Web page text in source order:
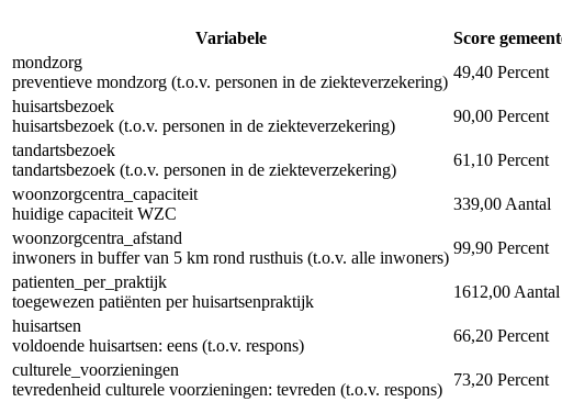
Variabele Score
mondzorg
preventieve mondzorg (t.o.v. personen in de ziekteverzekering)
49,40 Percent
huisartsbezoek
huisartsbezoek (t.o.v. personen in de ziekteverzekering)
90,00 Percent
tandartsbezoek
tandartsbezoek (t.o.v. personen in de ziekteverzekering)
61,10 Percent
woonzorgcentra_capaciteit
huidige capaciteit WZC
339,00 Aantal
woonzorgcentra_afstand
inwoners in buffer van 5 km rond rusthuis (t.o.v. alle inwoners)
99,90 Percent
patienten_per_praktijk
toegewezen patiënten per huisartsenpraktijk
1612,00 Aantal
huisartsen
voldoende huisartsen: eens (t.o.v. respons)
66,20 Percent
culturele_voorzieningen
tevredenheid culturele voorzieningen: tevreden (t.o.v. respons)
73,20 Percent